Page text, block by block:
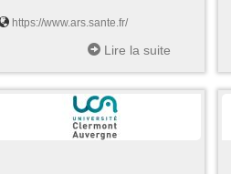
https://www.ars.sante.fr/
Lire la suite